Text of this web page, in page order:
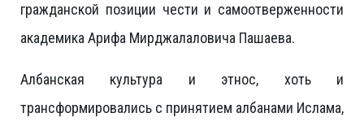
гражданской позиции чести и самоотверженности
академика Арифа Мирджалаловича Пашаева.
Албанская культура и этнос, хоть и
трансформировались с принятием албанами Ислама,